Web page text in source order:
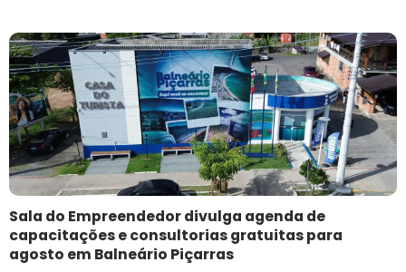
Sala do Empreendedor divulga agenda de
capacitações e consultorias gratuitas para
agosto em Balneário Piçarras